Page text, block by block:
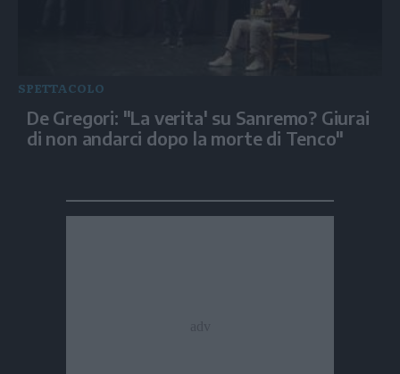
SPETTACOLO
De Gregori: "La verita' su Sanremo? Giurai
di non andarci dopo la morte di Tenco"